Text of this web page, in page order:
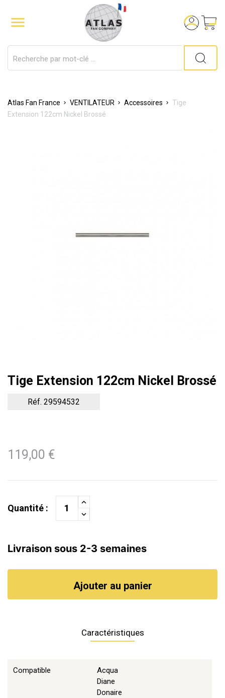

Atlas Fan France VENTILATEUR Accessoires
Tige
Extension 122cm Nickel Brossé
Tige Extension 122cm Nickel Brossé
Réf. 29594532
119,00 €
Quantité :
Livraison sous 2-3 semaines
Ajouter au panier
Caractéristiques
Compatible
Acqua
Diane
Donaire